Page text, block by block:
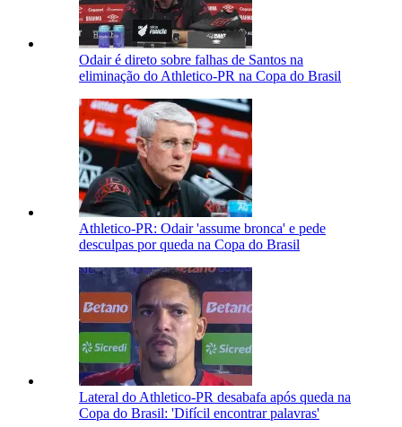
Odair é direto sobre falhas de Santos na
eliminação do Athletico-PR na Copa do Brasil
Athletico-PR: Odair 'assume bronca' e pede
desculpas por queda na Copa do Brasil
Lateral do Athletico-PR desabafa após queda na
Copa do Brasil: 'Difícil encontrar palavras'